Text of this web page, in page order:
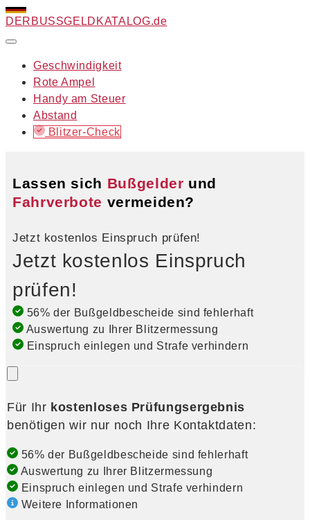
DERBUSSGELD KATALOG.de
Geschwindigkeit
Rote Ampel
Handy am Steuer
Abstand
Blitzer-Check
Lassen sich Bußgelder und
Fahrverbote vermeiden?
Jetzt kostenlos Einspruch prüfen!
Jetzt kostenlos Einspruch
prüfen!
56% der Bußgeldbescheide sind fehlerhaft
Auswertung zu Ihrer Blitzermessung
Einspruch einlegen und Strafe verhindern
Für Ihr kostenloses Prüfungsergebnis
benötigen wir nur noch Ihre Kontaktdaten:
56% der Bußgeldbescheide sind fehlerhaft
Auswertung zu Ihrer Blitzermessung
Einspruch einlegen und Strafe verhindern
Weitere Informationen